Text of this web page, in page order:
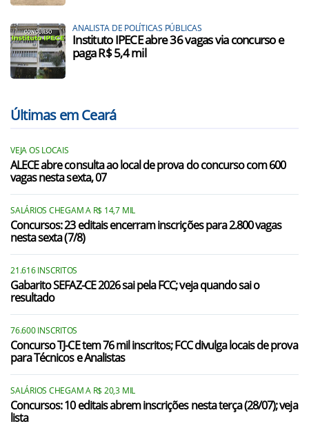
ANALISTA DE POLÍTICAS PÚBLICAS
Instituto IPECE abre 36 vagas via concurso e
paga R$ 5,4 mil
Últimas em Ceará
VEJA OS LOCAIS
ALECE abre consulta ao local de prova do concurso com 600
vagas nesta sexta, 07
SALÁRIOS CHEGAM A R$ 14,7 MIL
Concursos: 23 editais encerram inscrições para 2.800 vagas
nesta sexta (7/8)
21.616 INSCRITOS
Gabarito SEFAZ-CE 2026 sai pela FCC; veja quando sai o
resultado
76.600 INSCRITOS
Concurso TJ-CE tem 76 mil inscritos; FCC divulga locais de prova
para Técnicos e Analistas
SALÁRIOS CHEGAM A R$ 20,3 MIL
Concursos: 10 editais abrem inscrições nesta terça (28/07); veja
lista